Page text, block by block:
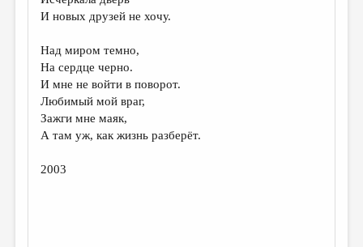
ИЗБРАННОЕ
ДАЙДЖЕСТ
ПРОИЗВЕДЕНИЯ
ПЕРЕВОДЫ
КОНКУРСЫ
ДЕТСКАЯ КОМНАТА
И новых друзей не хочу.
Над миром темно,
На сердце черно.
И мне не войти в поворот.
Любимый мой враг,
Зажги мне маяк,
А там уж, как жизнь разберёт.
2003